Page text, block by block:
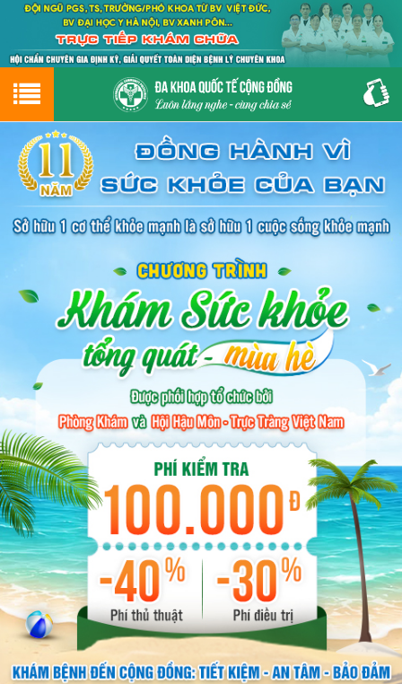
Hotline0243.9656.999tư vấn miễn phí
GIỚI THIỆU
GIỚI THIỆU VỀ PHÒNG KHÁM
CƠ SỞ VẬT CHẤT
ĐẶT HẸN LỊCH KHÁM
ĐƯỜNG TỚI PHÒNG KHÁM
PHỤ KHOA
BỆNH HẬU MÔN
BỆNH XÃ HỘI